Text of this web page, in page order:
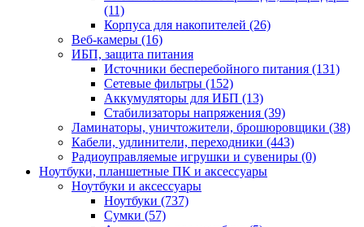
(11)
Корпуса для накопителей (26)
Веб-камеры (16)
ИБП, защита питания
Источники бесперебойного питания (131)
Сетевые фильтры (152)
Аккумуляторы для ИБП (13)
Стабилизаторы напряжения (39)
Ламинаторы, уничтожители, брошюровщики (38)
Кабели, удлинители, переходники (443)
Радиоуправляемые игрушки и сувениры (0)
Ноутбуки, планшетные ПК и аксессуары
Ноутбуки и аксессуары
Ноутбуки (737)
Сумки (57)